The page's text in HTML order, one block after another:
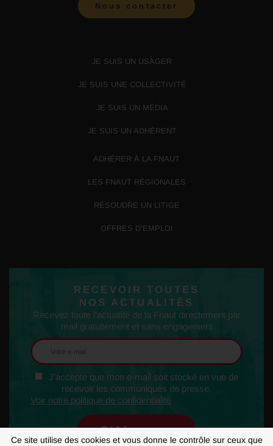
Ce site utilise des cookies et vous donne le contrôle sur ceux que
Nous contacter
JE SUIS UN USAGER
JE SUIS UNE COLLECTIVITÉ
JE SUIS UN MÉDIA
JE SUIS UN ADHÉRENT
ADHÉRER À LA FNAUT
LES FNAUT RÉGIONALES
RÉSOUDRE UN LITIGE
OFFRES D’EMPLOI
RECEVOIR TOUTES
NOS ACTUALITÉS
Recevez toute l'actualité de la Fnaut directement par
mail gratuitement et sans engagement
J'accepte que mon e-mail soit stocké en vue de
recevoir les communiqués de presse.
Voir notre politique de confidentialité